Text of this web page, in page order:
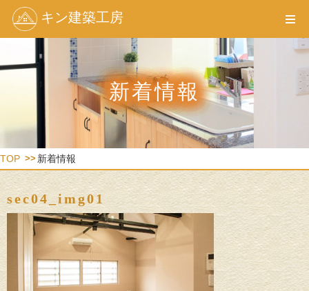
キン建築工房
新着情報
TOP 新着情報
sec04_img01